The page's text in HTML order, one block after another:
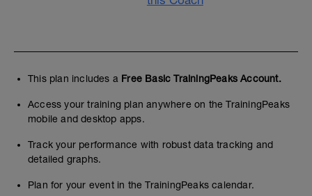
This plan includes a Free Basic TrainingPeaks Account.
Access your training plan anywhere on the TrainingPeaks
mobile and desktop apps.
Track your performance with robust data tracking and
detailed graphs.
Plan for your event in the TrainingPeaks calendar.